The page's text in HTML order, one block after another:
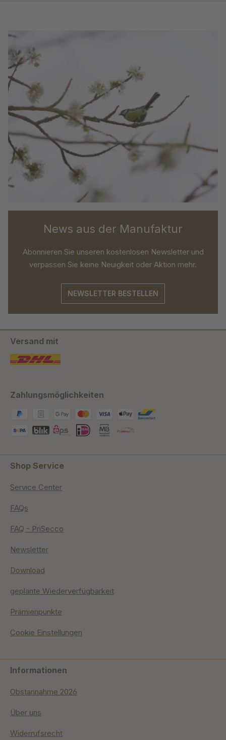
News aus der Manufaktur
Abonnieren Sie unseren kostenlosen Newsletter und
verpassen Sie keine Neuigkeit oder Aktion mehr.
NEWSLETTER BESTELLEN
Versand mit
Zahlungsmöglichkeiten
Shop Service
Service Center
FAQs
FAQ - PriSecco
Newsletter
Download
geplante Wiederverfügbarkeit
Prämienpunkte
Cookie Einstellungen
Informationen
Obstannahme 2026
Über uns
Widerrufsrecht